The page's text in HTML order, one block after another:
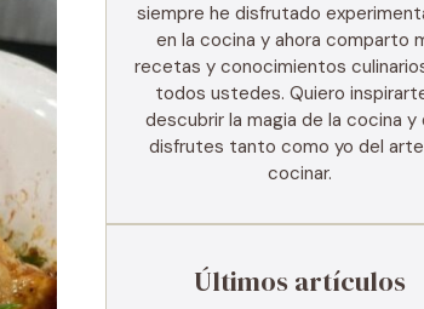
siempre he disfrutado
en la cocina y ahora comparto
recetas y conocimientos
todos ustedes. Quiero
descubrir la magia de la cocina y
disfrutes tanto como yo del
cocinar.
Últimos artículos